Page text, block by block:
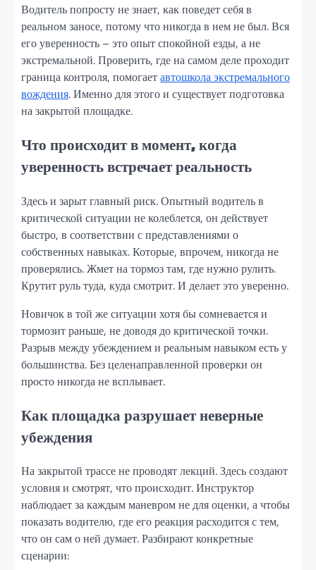
Водитель попросту не знает, как поведет себя в
реальном заносе, потому что никогда в нем не был. Вся
его уверенность – это опыт спокойной езды, а не
экстремальной. Проверить, где на самом деле проходит
граница контроля, помогаетавтошкола экстремального
вождения. Именно для этого и существует подготовка
на закрытой площадке.
Что происходит в момент, когда
уверенность встречает реальность
Здесь и зарыт главный риск. Опытный водитель в
критической ситуации не колеблется, он действует
быстро, в соответствии с представлениями о
собственных навыках. Которые, впрочем, никогда не
проверялись. Жмет на тормоз там, где нужно рулить.
Крутит руль туда, куда смотрит. И делает это уверенно.
Новичок в той же ситуации хотя бы сомневается и
тормозит раньше, не доводя до критической точки.
Разрыв между убеждением и реальным навыком есть у
большинства. Без целенаправленной проверки он
просто никогда не всплывает.
Как площадка разрушает неверные
убеждения
На закрытой трассе не проводят лекций. Здесь создают
условия и смотрят, что происходит. Инструктор
наблюдает за каждым маневром не для оценки, а чтобы
показать водителю, где его реакция расходится с тем,
что он сам о ней думает. Разбирают конкретные
сценарии: